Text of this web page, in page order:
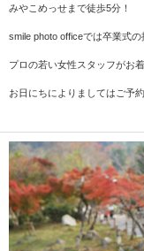
みやこめっせまで徒歩5分！
smile photo officeでは卒業式
プロの若い女性スタッフがお
お日にちによりましてはご予